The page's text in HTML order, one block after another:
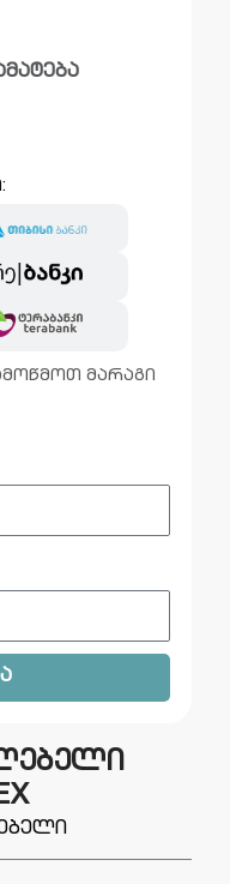
მარაგი